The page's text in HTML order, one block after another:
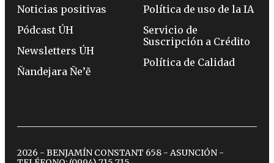
Noticias positivas
Pódcast ÚH
Newsletters ÚH
Ñandejara Ñe’ẽ
Política de uso de la IA
Servicio de
Suscripción a Crédito
Política de Calidad
2026 - BENJAMÍN CONSTANT 658 - ASUNCIÓN -